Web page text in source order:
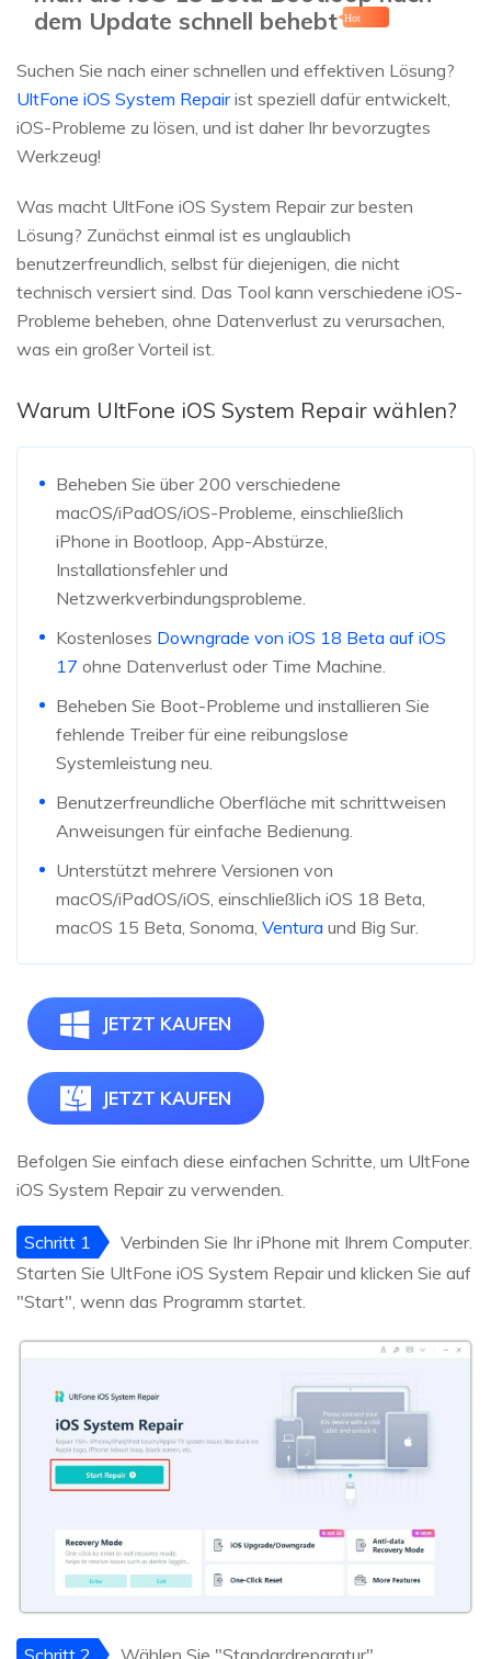
dem Update schnell behebt Hot
Suchen Sie nach einer schnellen und effektiven Lösung?
UltFone iOS System Repairist speziell dafür entwickelt,
iOS-Probleme zu lösen, und ist daher Ihr bevorzugtes
Werkzeug!
Was macht UltFone iOS System Repair zur besten
Lösung? Zunächst einmal ist es unglaublich
benutzerfreundlich, selbst für diejenigen, die nicht
technisch versiert sind. Das Tool kann verschiedene iOS-
Probleme beheben, ohne Datenverlust zu verursachen,
was ein großer Vorteil ist.
Warum UltFone iOS System Repair wählen?
Beheben Sie über 200 verschiedene
macOS/iPadOS/iOS-Probleme, einschließlich
iPhone in Bootloop, App-Abstürze,
Installationsfehler und
Netzwerkverbindungsprobleme.
Kostenloses Downgrade von iOS 18 Beta auf iOS
17 ohne Datenverlust oder Time Machine.
Beheben Sie Boot-Probleme und installieren Sie
fehlende Treiber für eine reibungslose
Systemleistung neu.
Benutzerfreundliche Oberfläche mit schrittweisen
Anweisungen für einfache Bedienung.
Unterstützt mehrere Versionen von
macOS/iPadOS/iOS, einschließlich iOS 18 Beta,
macOS 15 Beta, Sonoma, Ventura und Big Sur.
JETZT KAUFEN
JETZT KAUFEN
Befolgen Sie einfach diese einfachen Schritte, um UltFone
iOS System Repair zu verwenden.
Schritt 1
Verbinden Sie Ihr iPhone mit Ihrem Computer.
Starten Sie UltFone iOS System Repair und klicken Sie auf
"Start", wenn das Programm startet.